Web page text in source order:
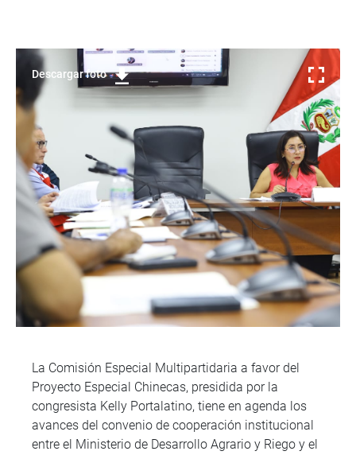
Descargar foto
La Comisión Especial Multipartidaria a favor del
Proyecto Especial Chinecas, presidida por la
congresista Kelly Portalatino, tiene en agenda los
avances del convenio de cooperación institucional
entre el Ministerio de Desarrollo Agrario y Riego y el